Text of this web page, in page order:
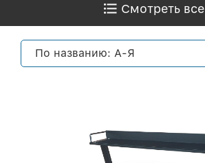
Смотреть все
По названию: А-Я